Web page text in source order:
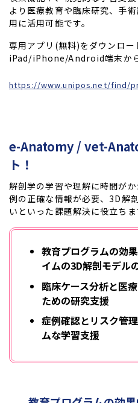
より医療教育や臨床研究、手
用に活用可能です。
専用アプリ(無料)をダウンロー
iPad/iPhone/Android端末から
https://www.unipos.net/find/
e-Anatomy / vet-
ト！
解剖学の学習や理解に時間が
例の正確な情報が必要、3D解
いといった課題解決に役立ちま
教育プログラムの効
イムの3D解剖モデル
臨床ケース分析と医
ための研究支援
症例確認とリスク管
ムな学習支援